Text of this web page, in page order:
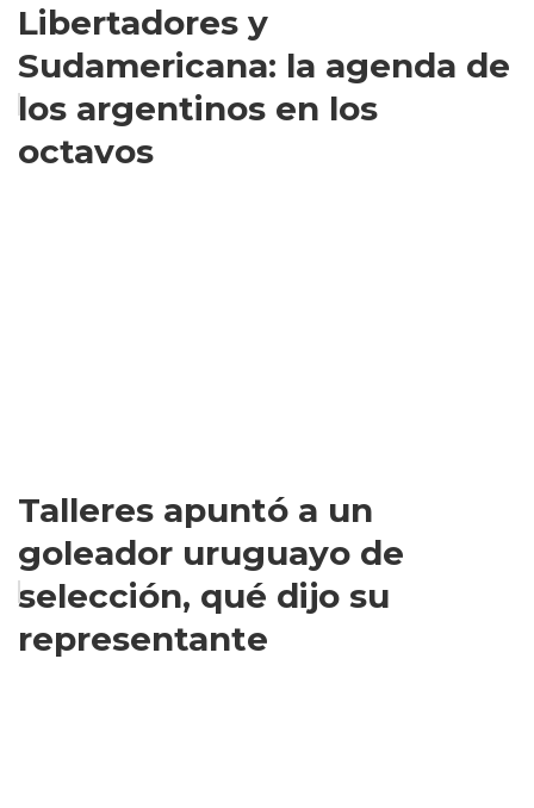
Libertadores y
Sudamericana: la agenda de
los argentinos en los
octavos
Talleres apuntó a un
goleador uruguayo de
selección, qué dijo su
representante